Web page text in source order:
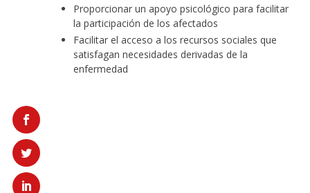
Proporcionar un apoyo psicológico para facilitar
la participación de los afectados
Facilitar el acceso a los recursos sociales que
satisfagan necesidades derivadas de la
enfermedad